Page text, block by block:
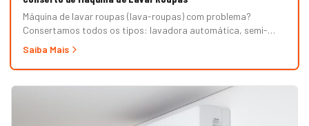
Máquina de lavar roupas (lava-roupas) com problema?
Consertamos todos os tipos: lavadora automática, semi-
automática, tanquinho, abertura superior e frontal. Marcas
Continental e Mueller. Atendimento em domicílio com
orçamento grátis.
Saiba Mais